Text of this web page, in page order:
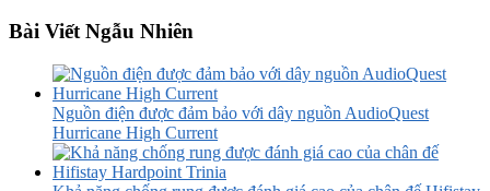
Bài Viết Ngẫu Nhiên
Nguồn điện được đảm bảo với dây nguồn AudioQuest
Hurricane High Current